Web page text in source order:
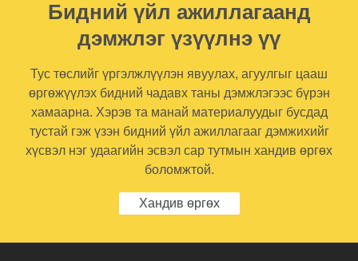
Бидний үйл ажиллагаанд
дэмжлэг үзүүлнэ үү
Тус төслийг үргэлжлүүлэн явуулах, агуулгыг цааш
өргөжүүлэх бидний чадавх таны дэмжлэгээс бүрэн
хамаарна. Хэрэв та манай материалуудыг бусдад
тустай гэж үзэн бидний үйл ажиллагааг дэмжихийг
хүсвэл нэг удаагийн эсвэл сар тутмын хандив өргөх
боломжтой.
Хандив өргөх